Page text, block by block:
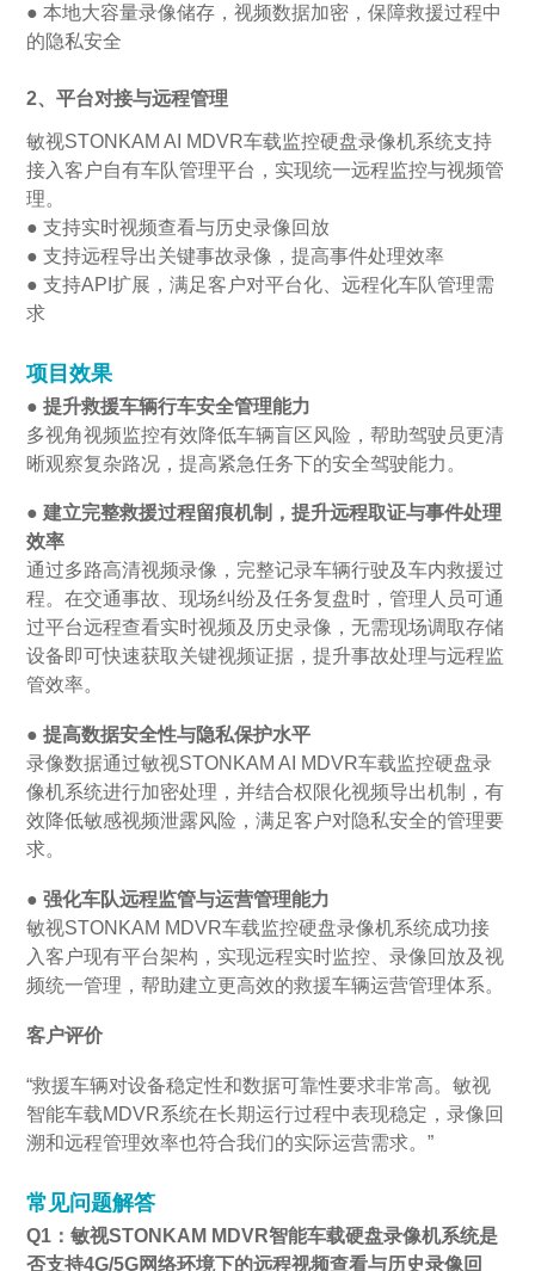
● 本地大容量录像储存，视频数据加密，保障救援过程中
的隐私安全
2、平台对接与远程管理
敏视STONKAM AI MDVR车载监控硬盘录像机系统支持
接入客户自有车队管理平台，实现统一远程监控与视频管
理。
● 支持实时视频查看与历史录像回放
● 支持远程导出关键事故录像，提高事件处理效率
● 支持API扩展，满足客户对平台化、远程化车队管理需
求
项目效果
● 提升救援车辆行车安全管理能力
多视角视频监控有效降低车辆盲区风险，帮助驾驶员更清
晰观察复杂路况，提高紧急任务下的安全驾驶能力。
● 建立完整救援过程留痕机制，提升远程取证与事件处理
效率
通过多路高清视频录像，完整记录车辆行驶及车内救援过
程。在交通事故、现场纠纷及任务复盘时，管理人员可通
过平台远程查看实时视频及历史录像，无需现场调取存储
设备即可快速获取关键视频证据，提升事故处理与远程监
管效率。
● 提高数据安全性与隐私保护水平
录像数据通过敏视STONKAM AI MDVR车载监控硬盘录
像机系统进行加密处理，并结合权限化视频导出机制，有
效降低敏感视频泄露风险，满足客户对隐私安全的管理要
求。
● 强化车队远程监管与运营管理能力
敏视STONKAM MDVR车载监控硬盘录像机系统成功接
入客户现有平台架构，实现远程实时监控、录像回放及视
频统一管理，帮助建立更高效的救援车辆运营管理体系。
客户评价
“救援车辆对设备稳定性和数据可靠性要求非常高。敏视
智能车载MDVR系统在长期运行过程中表现稳定，录像回
溯和远程管理效率也符合我们的实际运营需求。”
常见问题解答
Q1：敏视STONKAM MDVR智能车载硬盘录像机系统是
否支持4G/5G网络环境下的远程视频查看与历史录像回